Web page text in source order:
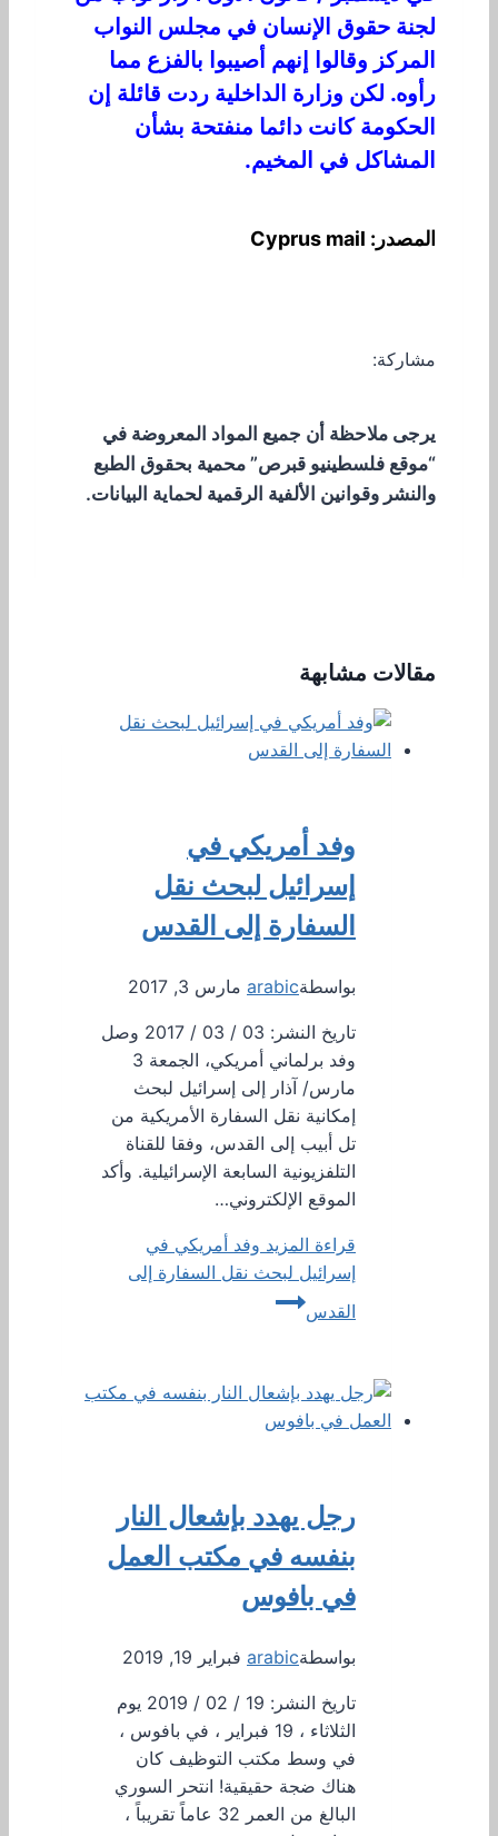
لجنة حقوق الإنسان في مجلس النواب
المركز وقالوا إنهم أصيبوا بالفزع مما
رأوه. لكن وزارة الداخلية ردت قائلة إن
الحكومة كانت دائما منفتحة بشأن
المشاكل في المخيم.
المصدر: Cyprus mail
مشاركة:
يرجى ملاحظة أن جميع المواد المعروضة في
“موقع فلسطينيو قبرص” محمية بحقوق الطبع
والنشر وقوانين الألفية الرقمية لحماية البيانات.
مقالات مشابهة
وفد أمريكي في
إسرائيل لبحث نقل
السفارة إلى القدس
بواسطةarabic مارس 3, 2017
تاريخ النشر: 03 / 03 / 2017 وصل
وفد برلماني أمريكي، الجمعة 3
مارس/ آذار إلى إسرائيل لبحث
إمكانية نقل السفارة الأمريكية من
تل أبيب إلى القدس، وفقا للقناة
التلفزيونية السابعة الإسرائيلية. وأكد
الموقع الإلكتروني…
قراءة المزيد وفد أمريكي في
إسرائيل لبحث نقل السفارة إلى
القدس
رجل يهدد بإشعال النار
بنفسه في مكتب العمل
في بافوس
بواسطةarabic فبراير 19, 2019
تاريخ النشر: 19 / 02 / 2019 يوم
الثلاثاء ، 19 فبراير ، في بافوس ،
في وسط مكتب التوظيف كان
هناك ضجة حقيقية! انتحر السوري
البالغ من العمر 32 عاماً تقريباً ،